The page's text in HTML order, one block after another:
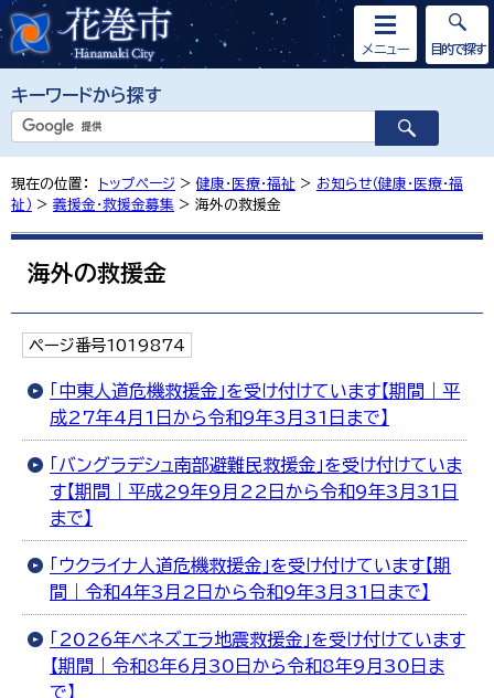
キーワードから探す
メニュー 目的で探す
現在の位置： トップページ > 健康・医療・福祉 > お知らせ（健康・医療・福
祉） > 義援金・救援金募集 > 海外の救援金
海外の救援金
ページ番号1019874
「中東人道危機救援金」を受け付けています【期間｜平
成27年4月1日から令和9年3月31日まで】
「バングラデシュ南部避難民救援金」を受け付けていま
す【期間｜平成29年9月22日から令和9年3月31日
まで】
「ウクライナ人道危機救援金」を受け付けています【期
間｜令和4年3月2日から令和9年3月31日まで】
「2026年ベネズエラ地震救援金」を受け付けています
【期間｜令和8年6月30日から令和8年9月30日ま
で】